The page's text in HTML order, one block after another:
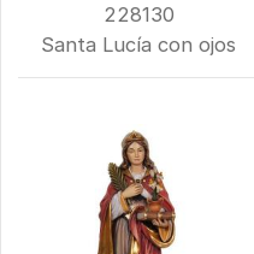
228130
Santa Lucía con ojos